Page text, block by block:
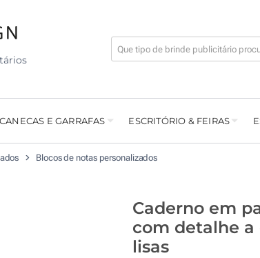
CANECAS E GARRAFAS ESCRITÓRIO & FEIRAS
Blocos de notas personalizados
Caderno em
com detalhe a
lisas